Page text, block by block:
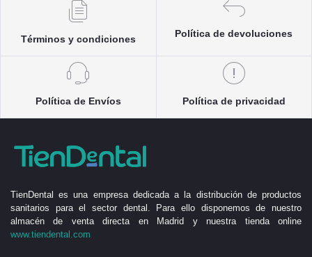
Términos y condiciones
Política de devoluciones
Política de Envíos Política de privacidad
TienDental es una empresa dedicada a la distribución de productos
sanitarios para el sector dental. Para ello disponemos de nuestro
almacén de venta directa en Madrid y nuestra tienda online
www.tiendental.com